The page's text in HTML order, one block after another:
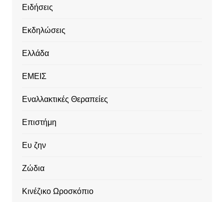
Ειδήσεις
Εκδηλώσεις
Ελλάδα
ΕΜΕΙΣ
Εναλλακτικές Θεραπείες
Επιστήμη
Ευ ζην
Ζώδια
Κινέζικο Ωροσκόπιο